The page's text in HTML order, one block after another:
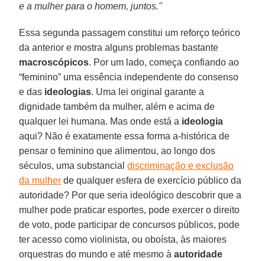
e a mulher para o homem, juntos."
Essa segunda passagem constitui um reforço teórico
da anterior e mostra alguns problemas bastante
macroscópicos. Por um lado, começa confiando ao
“feminino” uma essência independente do consenso
e das ideologias. Uma lei original garante a
dignidade também da mulher, além e acima de
qualquer lei humana. Mas onde está a ideologia
aqui? Não é exatamente essa forma a-histórica de
pensar o feminino que alimentou, ao longo dos
séculos, uma substancialdiscriminação e exclusão
da mulher de qualquer esfera de exercício público da
autoridade? Por que seria ideológico descobrir que a
mulher pode praticar esportes, pode exercer o direito
de voto, pode participar de concursos públicos, pode
ter acesso como violinista, ou oboísta, às maiores
orquestras do mundo e até mesmo àautoridade